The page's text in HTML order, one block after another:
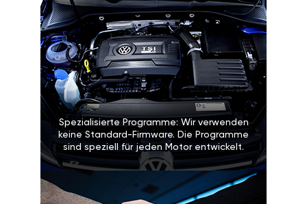
Spezialisierte Programme: Wir verwenden
keine Standard-Firmware. Die Programme
sind speziell für jeden Motor entwickelt.